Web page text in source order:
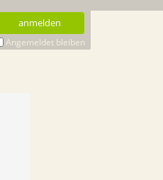
anmelden
Angemeldet bleiben